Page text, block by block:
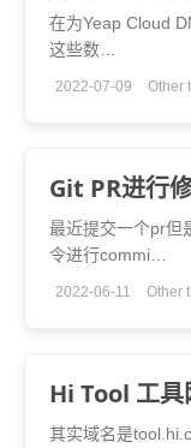
在为Yeap Cloud
这些数…
2022-07-09 Other
Git PR进行
最近提交一个pr但
令进行commi…
2022-06-11 Other
Hi Tool 工具
其实域名是